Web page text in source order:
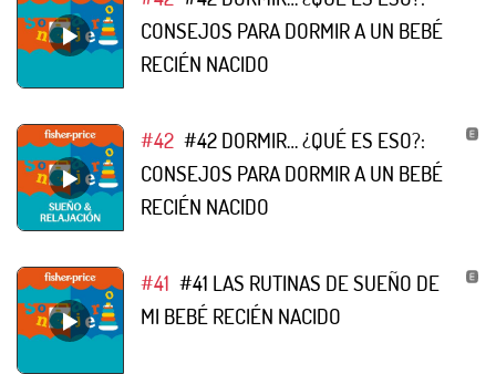
CONSEJOS PARA DORMIR A UN BEBÉ
RECIÉN NACIDO
#42 #42 DORMIR… ¿QUÉ ES ESO?:
CONSEJOS PARA DORMIR A UN BEBÉ
RECIÉN NACIDO
#41 #41 LAS RUTINAS DE SUEÑO DE
MI BEBÉ RECIÉN NACIDO